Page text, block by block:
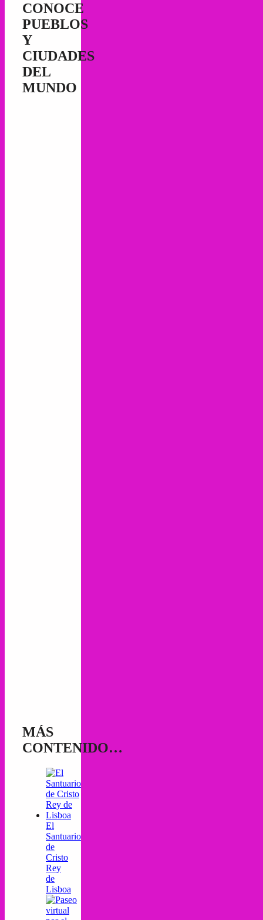
CONOCE
PUEBLOS
Y
CIUDADES
DEL
MUNDO
MÁS
CONTENIDO…
El
Santuario
de
Cristo
Rey
de
Lisboa